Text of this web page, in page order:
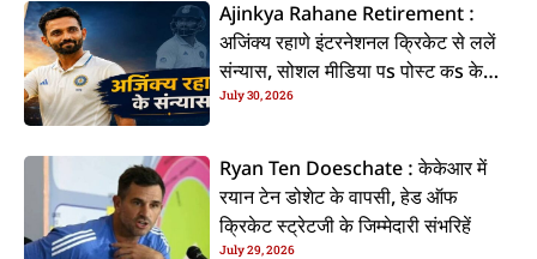
Ajinkya Rahane Retirement :
अजिंक्य रहाणे इंटरनेशनल क्रिकेट से ललें
संन्यास, सोशल मीडिया पs पोस्ट कs के
कइलें एलान
July 30, 2026
Ryan Ten Doeschate : केकेआर में
रयान टेन डोशेट के वापसी, हेड ऑफ
क्रिकेट स्ट्रेटजी के जिम्मेदारी संभरिहें
July 29, 2026